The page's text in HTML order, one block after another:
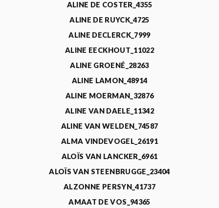
ALINE DE COSTER_4355
ALINE DE RUYCK_4725
ALINE DECLERCK_7999
ALINE EECKHOUT_11022
ALINE GROENÉ_28263
ALINE LAMON_48914
ALINE MOERMAN_32876
ALINE VAN DAELE_11342
ALINE VAN WELDEN_74587
ALMA VINDEVOGEL_26191
ALOÏS VAN LANCKER_6961
ALOÏS VAN STEENBRUGGE_23404
ALZONNE PERSYN_41737
AMAAT DE VOS_94365